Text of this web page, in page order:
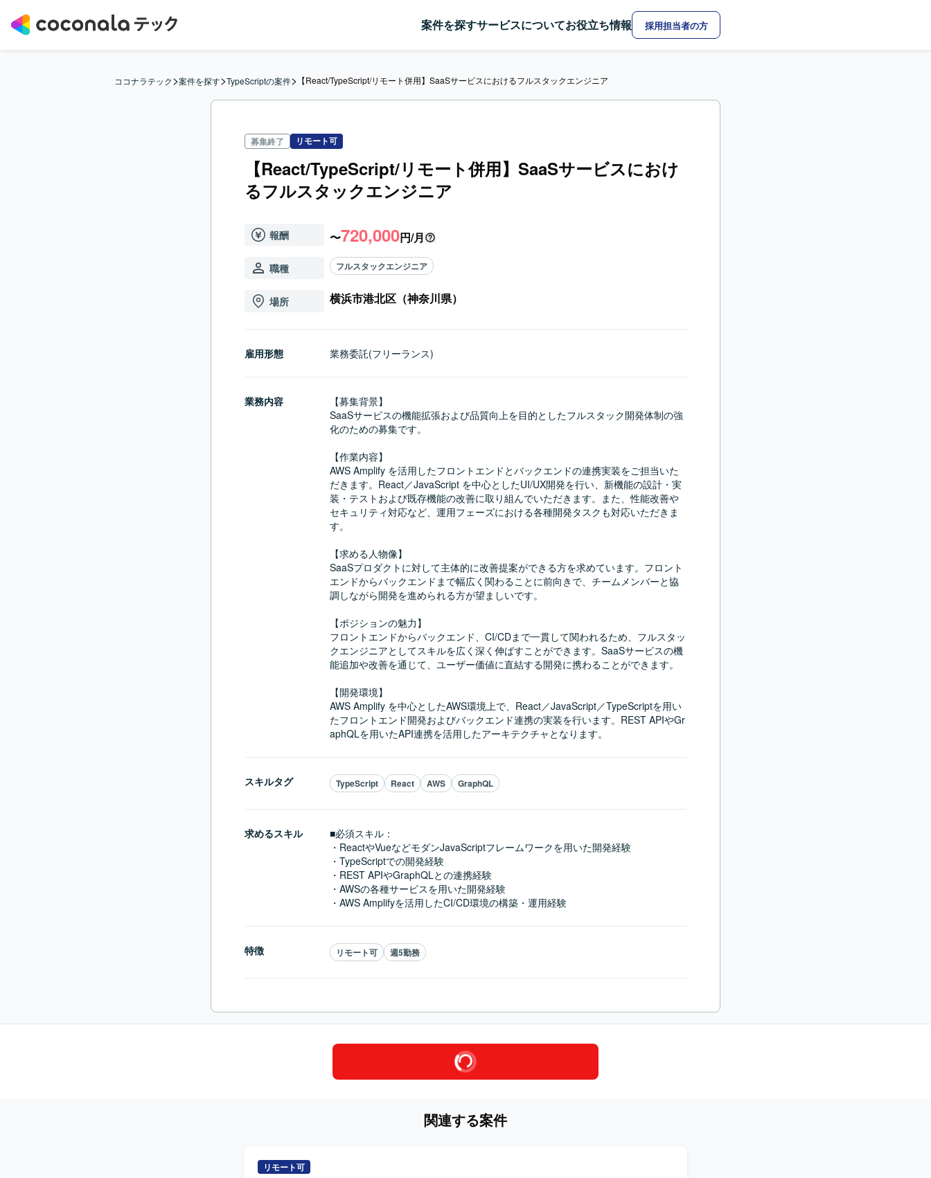
案件を探すサービスについてお役立ち情報 採用担当者の方
ココナラテック>案件を探す>TypeScriptの案件> 【React/TypeScript/リモート併用】SaaSサービスにおけるフルスタックエンジニア
募集終了 リモート可
【React/TypeScript/リモート併用】SaaSサービスにおけ
るフルスタックエンジニア
報酬 〜720,000円/月
職種 フルスタックエンジニア
場所 横浜市港北区（神奈川県）
雇用形態 業務委託(フリーランス)
業務内容
【募集背景】
SaaSサービスの機能拡張および品質向上を目的としたフルスタック開発体制の強
化のための募集です。
【作業内容】
AWS Amplify を活用したフロントエンドとバックエンドの連携実装をご担当いた
だきます。React／JavaScript を中心としたUI/UX開発を行い、新機能の設計・実
装・テストおよび既存機能の改善に取り組んでいただきます。また、性能改善や
セキュリティ対応など、運用フェーズにおける各種開発タスクも対応いただきま
す。
【求める人物像】
SaaSプロダクトに対して主体的に改善提案ができる方を求めています。フロント
エンドからバックエンドまで幅広く関わることに前向きで、チームメンバーと協
調しながら開発を進められる方が望ましいです。
【ポジションの魅力】
フロントエンドからバックエンド、CI/CDまで一貫して関われるため、フルスタッ
クエンジニアとしてスキルを広く深く伸ばすことができます。SaaSサービスの機
能追加や改善を通じて、ユーザー価値に直結する開発に携わることができます。
【開発環境】
AWS Amplify を中心としたAWS環境上で、React／JavaScript／TypeScriptを用い
たフロントエンド開発およびバックエンド連携の実装を行います。REST APIやGr
aphQLを用いたAPI連携を活用したアーキテクチャとなります。
スキルタグ TypeScript React AWS GraphQL
求めるスキル
■必須スキル：
・ReactやVueなどモダンJavaScriptフレームワークを用いた開発経験
・TypeScriptでの開発経験
・REST APIやGraphQLとの連携経験
・AWSの各種サービスを用いた開発経験
・AWS Amplifyを活用したCI/CD環境の構築・運用経験
特徴 リモート可 週5勤務
関連する案件
リモート可